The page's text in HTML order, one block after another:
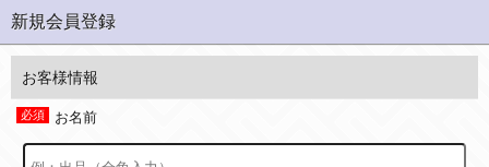
新規会員登録
お客様情報
お名前